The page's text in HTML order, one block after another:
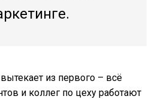
из первого – всё
и коллег по цеху работают